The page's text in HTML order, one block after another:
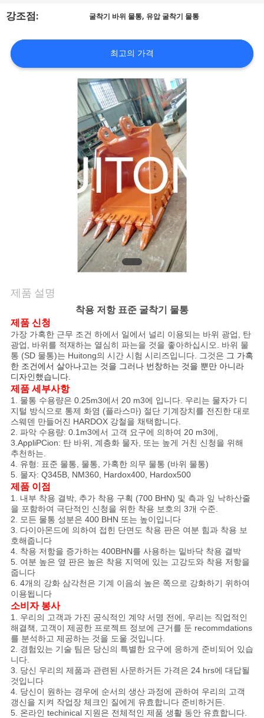
것
공
스
인
용
을
요
청
하
십
시
오
사
이
트
맵
사
생
강조점: 굴착기 바위 물통, 유압 굴착기 물통
최고의 가격
제품 설명
착용 저항 표준 굴착기 물통
제품 신청
가장 가혹한 근무 조건 하에서 일에서 널리 이용되는 바위 광업, 탄
광업, 바위를 적재하는 열심히 파는을 것을 좋아하십시오. 바위 물
통 (SD 물통)는 Huitong의 시간 시험 시리즈입니다. 그것은 그 가혹
한 조건에서 살아나고는 것을 그러나 번창하는 것을 뿐만 아니라
디자인했습니다.
제품 세부사항
1. 물통 수용량은 0.25m3에서 20 m3에 입니다. 우리는 물자가 디
지털 방식으로 통제 화염 (플라스마) 절단 기계장치를 전진한 대로
스웨덴 만들어진 HARDOX 강철을 채택합니다.
2. 파악 수용량: 0.1m3에서 고객 요구에 의하여 20 m3에,
3.AppliPCion: 탄 바위, 계층화 물자, 또는 높게 거친 신청을 위해
추천하는.
4. 유형: 표준 물통, 물통, 가혹한 의무 물통 (바위 물통)
5. 물자: Q345B, NM360, Hardox400, Hardox500
제품 이점
1. 내부 착용 결박, 추가 착용 구획 (700 BHN) 및 측과 잎 낙하산줄
을 포함하여 극단적인 신청을 위한 착용 보호의 3개 수준.
2. 모든 물통 성분은 400 BHN 또는 높이입니다
3. 다이아몬드에 의하여 접힌 단면도 착용 판은 여분 힘과 착용 보
호해줍니다
4. 착용 저항을 증가하는 400BHN를 사용하는 밑바닥 착용 결박
5. 여분 높은 옆 판은 높은 착용 지역에 있는 고강도와 착용 저항을
줍니다
6. 4개의 강화 삼각천은 기계 이음쇠 높은 쪽으로 강화하기 위하여
이용됩니다
소비자 봉사
1. 우리의 고객과 가진 공식적인 계약 서명 전에, 우리는 직업적인
해결책, 고객이 제공한 프로젝트 정보에 근거를 둔 recommdations
를 분석하고 제공하는 것을 도울 것입니다.
2. 경험있는 기술 팀은 당신의 특별한 요구에 응하게 준비되어 있습
니다.
3. 당신 우리의 제품과 관련된 사문하거든 가격은 24 hrs에 대답될
것입니다
4. 당신이 원하는 경우에 순서의 생산 과정에 관하여 우리의 고객
갱신을 지켜 작업장 체크인 질에게 유효합니다 준비하거든.
5. 온라인 techinical 지원은 전체적인 제품 생활 동안 유효합니다.